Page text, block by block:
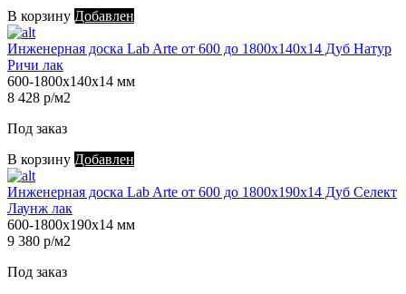
В корзину Добавлен
Инженерная доска Lab Arte от 600 до 1800х140х14 Дуб Натур
Ричи лак
600-1800х140х14 мм
8 428 р/м2
Под заказ
В корзину Добавлен
Инженерная доска Lab Arte от 600 до 1800х190х14 Дуб Селект
Лаунж лак
600-1800х190х14 мм
9 380 р/м2
Под заказ